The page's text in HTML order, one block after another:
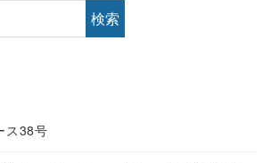
検索
ス38号